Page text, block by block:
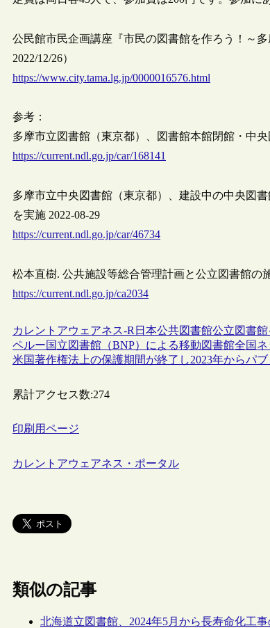
公民館市民企画講座『市民の図書館を作ろう！～
2022/12/26）
https://www.city.tama.lg.jp/0000016576.html
参考：
多摩市立図書館（東京都）、図書館本館閉館・中
https://current.ndl.go.jp/car/168141
多摩市立中央図書館（東京都）、建設中の中央図
を実施 2022-08-29
https://current.ndl.go.jp/car/46734
松本直樹. 公共施設等総合管理計画と公立図書館の
https://current.ndl.go.jp/ca2034
カレントアウェアネス-R 日本公共図書館公立図書館
ペルー国立図書館（BNP）による移動図書館全国ネ
米国著作権法上の保護期間が終了し2023年からパ
累計アクセス数:274
印刷用ページ
カレントアウェアネス・ポータル
類似の記事
北海道立図書館、2024年5月から長寿命化工